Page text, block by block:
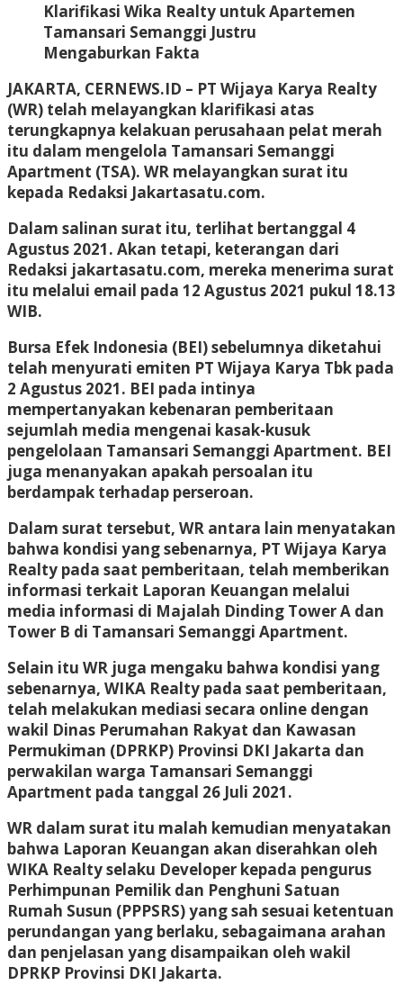
Klarifikasi Wika Realty untuk Apartemen
Tamansari Semanggi Justru
Mengaburkan Fakta
JAKARTA, CERNEWS.ID – PT Wijaya Karya Realty
(WR) telah melayangkan klarifikasi atas
terungkapnya kelakuan perusahaan pelat merah
itu dalam mengelola Tamansari Semanggi
Apartment (TSA). WR melayangkan surat itu
kepada Redaksi Jakartasatu.com.
Dalam salinan surat itu, terlihat bertanggal 4
Agustus 2021. Akan tetapi, keterangan dari
Redaksi jakartasatu.com, mereka menerima surat
itu melalui email pada 12 Agustus 2021 pukul 18.13
WIB.
Bursa Efek Indonesia (BEI) sebelumnya diketahui
telah menyurati emiten PT Wijaya Karya Tbk pada
2 Agustus 2021. BEI pada intinya
mempertanyakan kebenaran pemberitaan
sejumlah media mengenai kasak-kusuk
pengelolaan Tamansari Semanggi Apartment. BEI
juga menanyakan apakah persoalan itu
berdampak terhadap perseroan.
Dalam surat tersebut, WR antara lain menyatakan
bahwa kondisi yang sebenarnya, PT Wijaya Karya
Realty pada saat pemberitaan, telah memberikan
informasi terkait Laporan Keuangan melalui
media informasi di Majalah Dinding Tower A dan
Tower B di Tamansari Semanggi Apartment.
Selain itu WR juga mengaku bahwa kondisi yang
sebenarnya, WIKA Realty pada saat pemberitaan,
telah melakukan mediasi secara online dengan
wakil Dinas Perumahan Rakyat dan Kawasan
Permukiman (DPRKP) Provinsi DKI Jakarta dan
perwakilan warga Tamansari Semanggi
Apartment pada tanggal 26 Juli 2021.
WR dalam surat itu malah kemudian menyatakan
bahwa Laporan Keuangan akan diserahkan oleh
WIKA Realty selaku Developer kepada pengurus
Perhimpunan Pemilik dan Penghuni Satuan
Rumah Susun (PPPSRS) yang sah sesuai ketentuan
perundangan yang berlaku, sebagaimana arahan
dan penjelasan yang disampaikan oleh wakil
DPRKP Provinsi DKI Jakarta.